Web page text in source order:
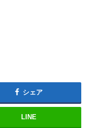
シェア
LINE